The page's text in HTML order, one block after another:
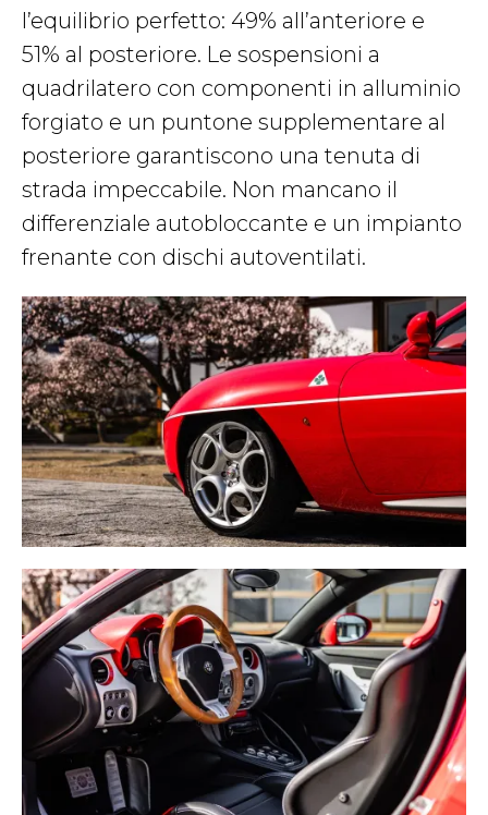
l’equilibrio perfetto: 49% all’anteriore e
51% al posteriore. Le sospensioni a
quadrilatero con componenti in alluminio
forgiato e un puntone supplementare al
posteriore garantiscono una tenuta di
strada impeccabile. Non mancano il
differenziale autobloccante e un impianto
frenante con dischi autoventilati.